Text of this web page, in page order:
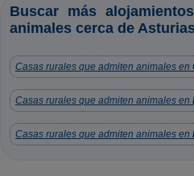
Buscar más
animales cerca de
Casas rurales que admiten animales en
Casas rurales que admiten animales en
Casas rurales que admiten animales en